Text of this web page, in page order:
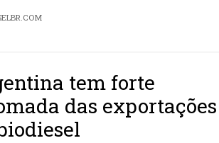
tem forte
das exportações